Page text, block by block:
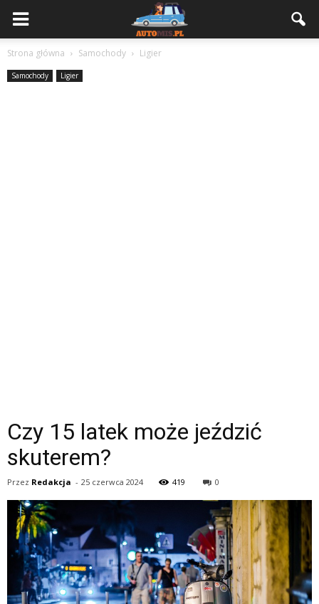
Strona główna Samochody Ligier
Samochody Ligier
Czy 15 latek może jeździć
skuterem?
Przez Redakcja - 25 czerwca 2024 419 0